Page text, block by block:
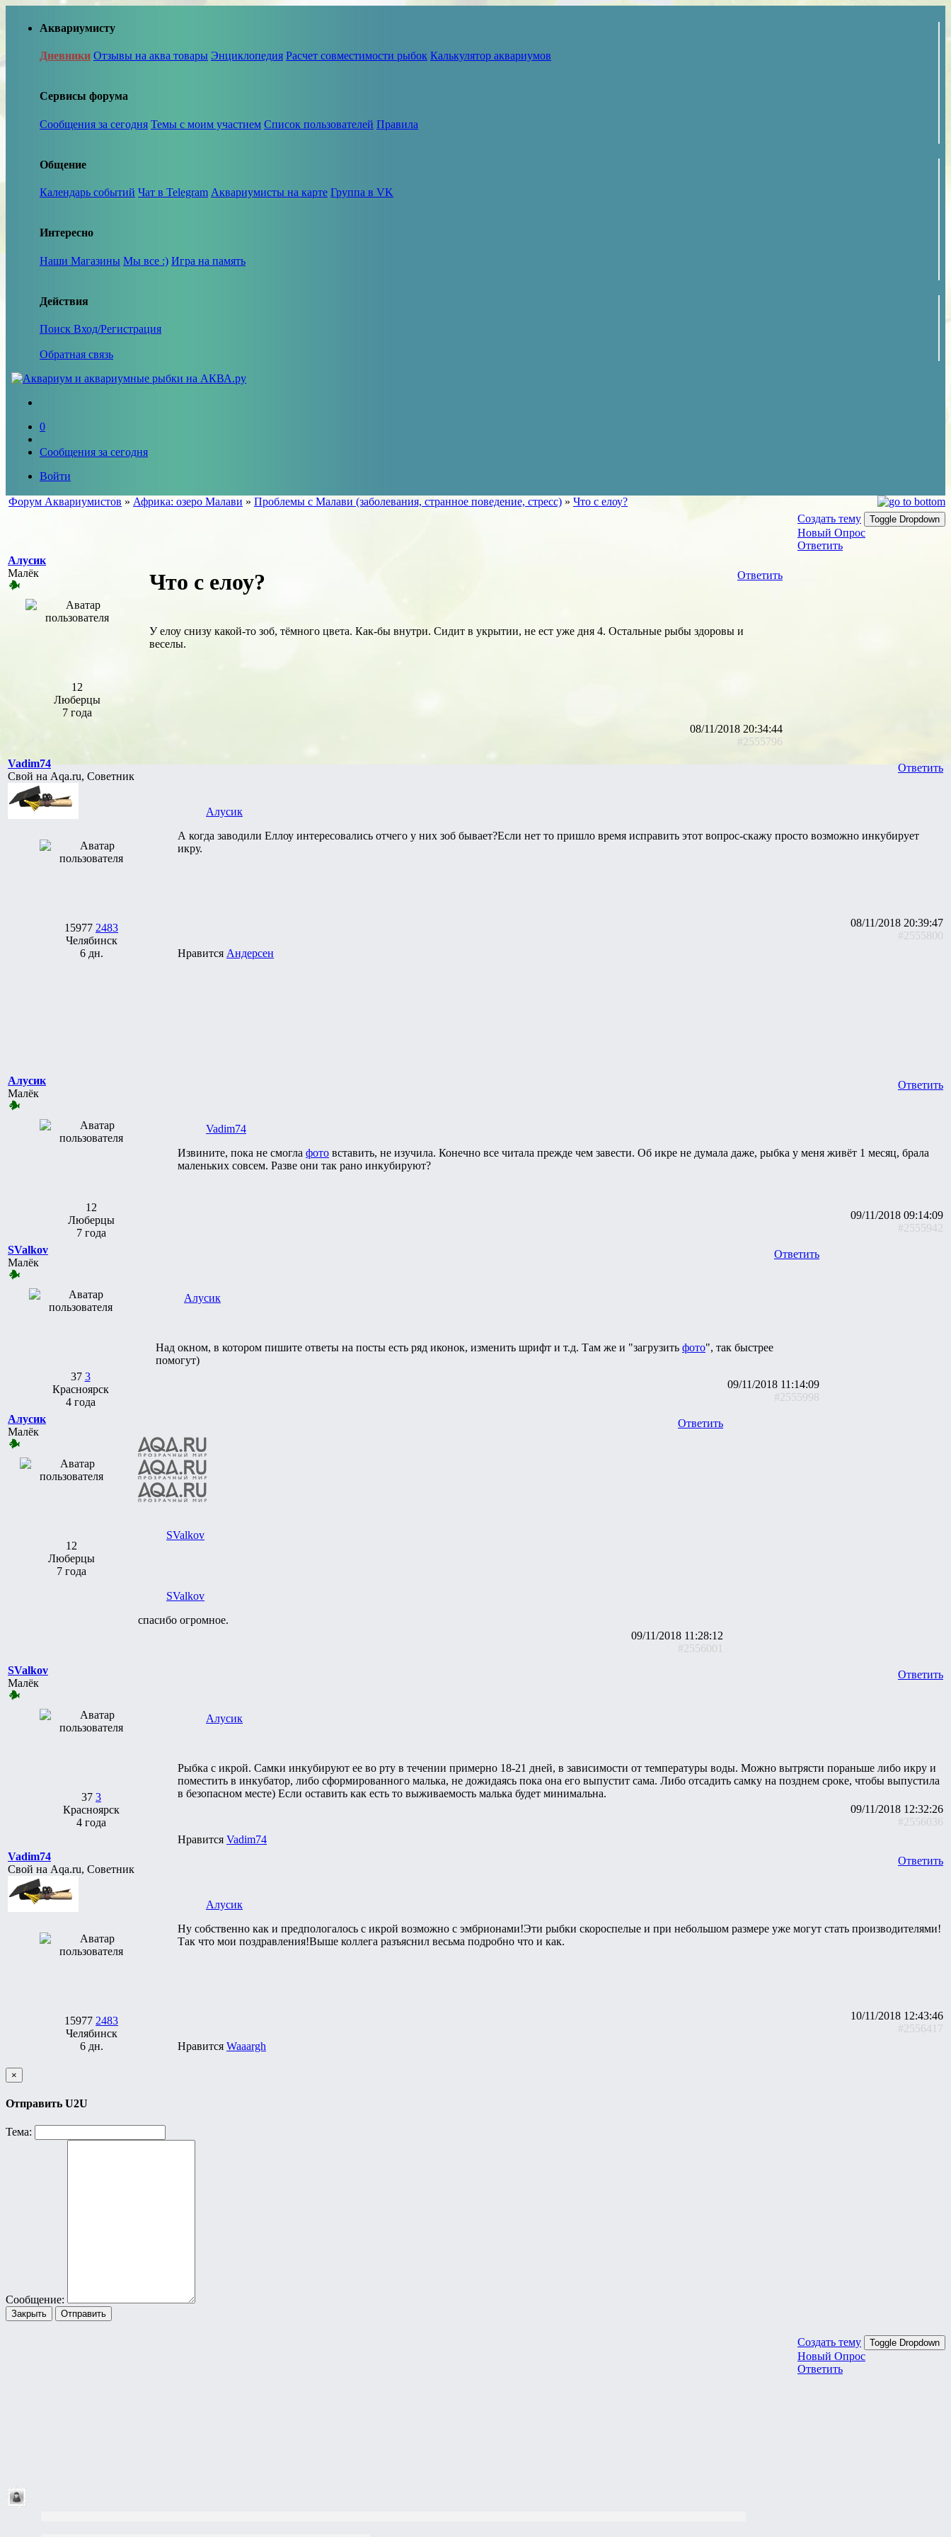
Аквариумисту
Дневники Отзывы на аква товары Энциклопедия Расчет совместимости рыбок Калькулятор аквариумов
Сервисы форума
Сообщения за сегодня Темы с моим участием Список пользователей Правила
Общение
Календарь событий Чат в Telegram Аквариумисты на карте Группа в VK
Интересно
Наши Магазины Мы все :) Игра на память
Действия
Поиск Вход/Регистрация
Обратная связь
0
Сообщения за сегодня
Войти
Форум Аквариумистов » Африка: озеро Малави » Проблемы с Малави (заболевания, странное поведение, стресс) » Что с елоу?
Создать тему
Toggle Dropdown
Новый Опрос
Ответить
Алусик
Малёк
12
Люберцы
7 года
Ответить
Что с елоу?
У елоу снизу какой-то зоб, тёмного цвета. Как-бы внутри. Сидит в укрытии, не ест уже дня 4. Остальные рыбы здоровы и
веселы.
08/11/2018 20:34:44
#2555796
Vadim74
Свой на Aqa.ru, Советник
15977 2483
Челябинск
6 дн.
Ответить
Алусик
А когда заводили Еллоу интересовались отчего у них зоб бывает?Если нет то пришло время исправить этот вопрос-скажу просто возможно инкубирует
икру.
08/11/2018 20:39:47
#2555800
Нравится Андерсен
Алусик
Малёк
12
Люберцы
7 года
Ответить
Vadim74
Извините, пока не смогла фото вставить, не изучила. Конечно все читала прежде чем завести. Об икре не думала даже, рыбка у меня живёт 1 месяц, брала
маленьких совсем. Разве они так рано инкубируют?
09/11/2018 09:14:09
#2555942
SValkov
Малёк
37 3
Красноярск
4 года
Ответить
Алусик
Над окном, в котором пишите ответы на посты есть ряд иконок, изменить шрифт и т.д. Там же и "загрузить фото", так быстрее
помогут)
09/11/2018 11:14:09
#2555998
Алусик
Малёк
12
Люберцы
7 года
Ответить
SValkov
SValkov
спасибо огромное.
09/11/2018 11:28:12
#2556001
SValkov
Малёк
37 3
Красноярск
4 года
Ответить
Алусик
Рыбка с икрой. Самки инкубируют ее во рту в течении примерно 18-21 дней, в зависимости от температуры воды. Можно вытрясти пораньше либо икру и
поместить в инкубатор, либо сформированного малька, не дожидаясь пока она его выпустит сама. Либо отсадить самку на позднем сроке, чтобы выпустила
в безопасном месте) Если оставить как есть то выживаемость малька будет минимальна.
09/11/2018 12:32:26
#2556036
Нравится Vadim74
Vadim74
Свой на Aqa.ru, Советник
15977 2483
Челябинск
6 дн.
Ответить
Алусик
Ну собственно как и предпологалось с икрой возможно с эмбрионами!Эти рыбки скороспелые и при небольшом размере уже могут стать производителями!
Так что мои поздравления!Выше коллега разъяснил весьма подробно что и как.
10/11/2018 12:43:46
#2556417
Нравится Waaargh
×
Отправить U2U
Тема:
Сообщение:
Закрыть Отправить
Создать тему Toggle Dropdown
Новый Опрос
Ответить